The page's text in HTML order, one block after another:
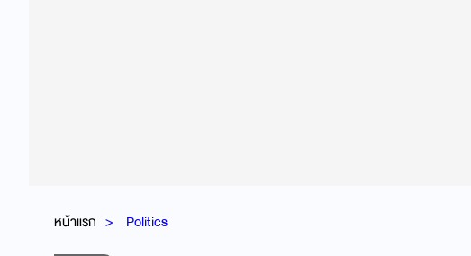
หน้าแรก Politics